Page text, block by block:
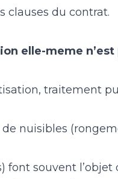
clauses du contrat.
elle-meme n’est
traitement
de nuisibles
font souvent l’objet